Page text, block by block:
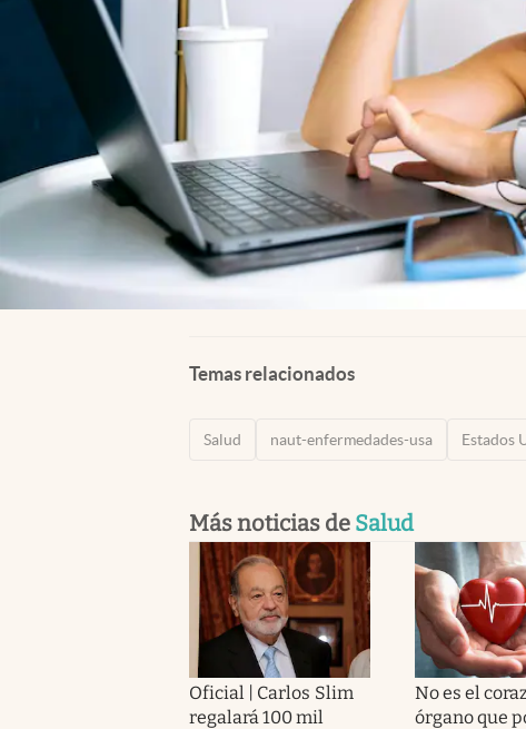
Temas relacionados
Salud naut-enfermedades-usa Estados
Más noticias de Salud
Oficial | Carlos Slim
regalará 100 mil
No es el
órgano que